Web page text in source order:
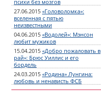
психи без мозгов
27.06.2015 «Головоломка»:
вселенная с пятью
неизвестными
04.06.2015 «Водолей»: Мэнсон
любит мужиков
15.04.2015 «Добро пожаловать в
рай»: Брюс Уиллис и его
бордель
24.03.2015 «Родина» Лунгина:
любовь и ненависть ФСБ